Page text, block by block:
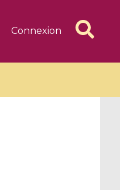
Connexion